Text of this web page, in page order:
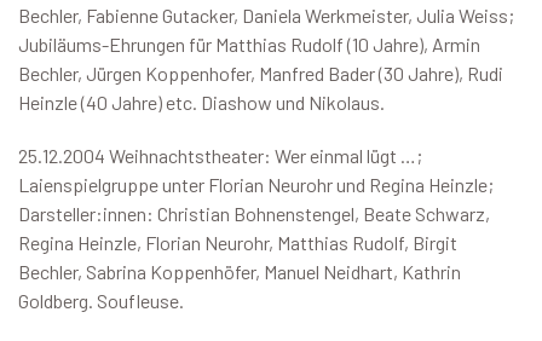
Bechler, Fabienne Gutacker, Daniela Werkmeister, Julia Weiss;
Jubiläums-Ehrungen für Matthias Rudolf (10 Jahre), Armin
Bechler, Jürgen Koppenhofer, Manfred Bader (30 Jahre), Rudi
Heinzle (40 Jahre) etc. Diashow und Nikolaus.
25.12.2004 Weihnachtstheater: Wer einmal lügt …;
Laienspielgruppe unter Florian Neurohr und Regina Heinzle;
Darsteller:innen: Christian Bohnenstengel, Beate Schwarz,
Regina Heinzle, Florian Neurohr, Matthias Rudolf, Birgit
Bechler, Sabrina Koppenhöfer, Manuel Neidhart, Kathrin
Goldberg. Soufleuse.